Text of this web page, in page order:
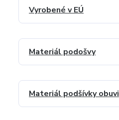
Vyrobené v EÚ
Materiál podošvy
Materiál podšívky obuvi